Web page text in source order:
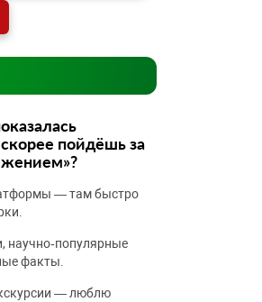
пойдёшь за
— там быстро
научно‑популярные
факты.
— люблю